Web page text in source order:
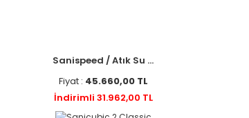
Sanispeed / Atık Su ...
Fiyat : 45.660,00 TL
İndirimli 31.962,00 TL